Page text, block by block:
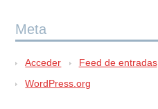
Meta
Acceder Feed de entradas
WordPress.org